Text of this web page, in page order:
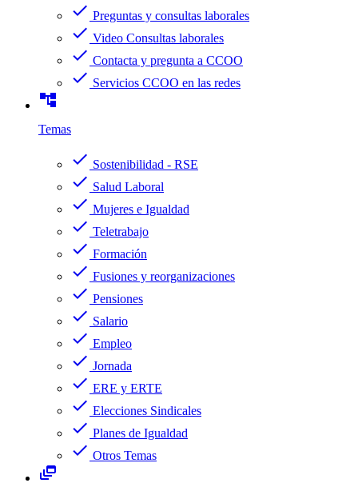
check Preguntas y consultas laborales
check Video Consultas laborales
check Contacta y pregunta a CCOO
check Servicios CCOO en las redes
account_tree
Temas
check Sostenibilidad - RSE
check Salud Laboral
check Mujeres e Igualdad
check Teletrabajo
check Formación
check Fusiones y reorganizaciones
check Pensiones
check Salario
check Empleo
check Jornada
check ERE y ERTE
check Elecciones Sindicales
check Planes de Igualdad
check Otros Temas
dynamic_feed